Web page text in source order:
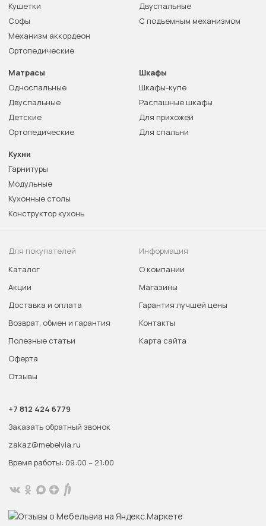
Кушетки
Софы
Механизм аккордеон
Ортопедические
Двуспальные
С подъемным механизмом
Матрасы
Односпальные
Двуспальные
Детские
Ортопедические
Шкафы
Шкафы-купе
Распашные шкафы
Для прихожей
Для спальни
Кухни
Гарнитуры
Модульные
Кухонные столы
Конструктор кухонь
Для покупателей
Каталог
Акции
Доставка и оплата
Возврат, обмен и гарантия
Полезные статьи
Оферта
Отзывы
Информация
О компании
Магазины
Гарантия лучшей цены
Контакты
Карта сайта
+7 812 424 6779
Заказать обратный звонок
zakaz@mebelvia.ru
Время работы: 09:00 – 21:00